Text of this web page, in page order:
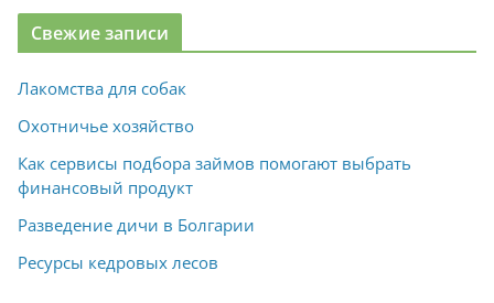
Свежие записи
Лакомства для собак
Охотничье хозяйство
Как сервисы подбора займов помогают выбрать
финансовый продукт
Разведение дичи в Болгарии
Ресурсы кедровых лесов